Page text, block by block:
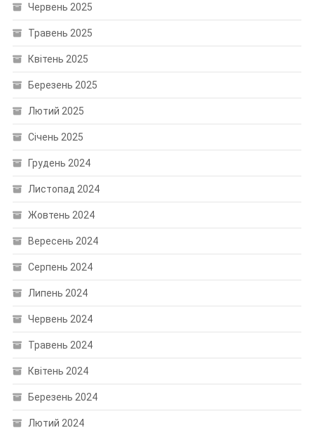
Червень 2025
Травень 2025
Квітень 2025
Березень 2025
Лютий 2025
Січень 2025
Грудень 2024
Листопад 2024
Жовтень 2024
Вересень 2024
Серпень 2024
Липень 2024
Червень 2024
Травень 2024
Квітень 2024
Березень 2024
Лютий 2024